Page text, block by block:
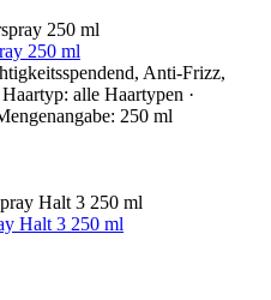
250 ml
Anti-Frizz,
alle Haartypen ·
250 ml
Halt 3 250 ml